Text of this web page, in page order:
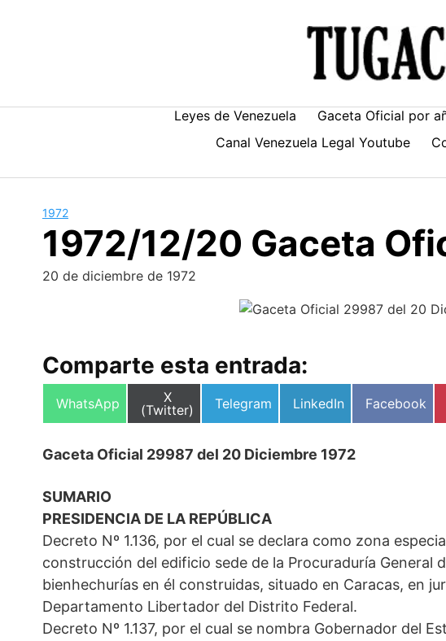
Leyes de Venezuela Gaceta Oficial por
Canal Venezuela Legal Youtube
1972
1972/12/20 Gaceta
20 de diciembre de 1972
Comparte esta entrada:
Compartir
WhatsApp
Compartir
en
X
(Twitter)
Compartir
Telegram
Compartir
LinkedIn
Compartir
Facebook
Gaceta Oficial 29987 del 20 Diciembre 1972
SUMARIO
PRESIDENCIA DE LA REPÚBLICA
Decreto Nº 1.136, por el cual se declara como zona
construcción del edificio sede de la Procuraduría General
bienhechurías en él construidas, situado en Caracas, en
Departamento Libertador del Distrito Federal.
Decreto Nº 1.137, por el cual se nombra Gobernador del